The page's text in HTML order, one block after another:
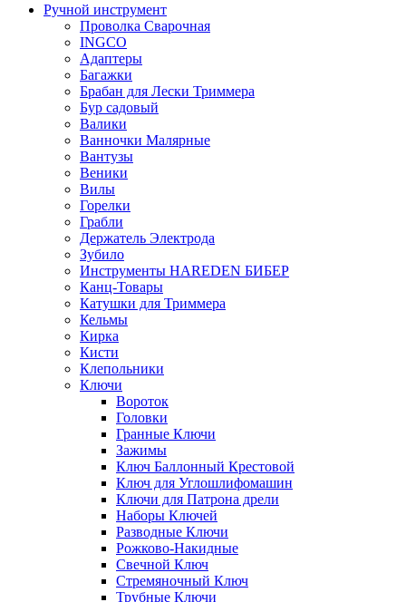
Ручной инструмент
Проволка Сварочная
INGCO
Адаптеры
Багажки
Брабан для Лески Триммера
Бур садовый
Валики
Ванночки Малярные
Вантузы
Веники
Вилы
Горелки
Грабли
Держатель Электрода
Зубило
Инструменты HAREDEN БИБЕР
Канц-Товары
Катушки для Триммера
Кельмы
Кирка
Кисти
Клепольники
Ключи
Вороток
Головки
Гранные Ключи
Зажимы
Ключ Баллонный Крестовой
Ключ для Углошлифомашин
Ключи для Патрона дрели
Наборы Ключей
Разводные Ключи
Рожково-Накидные
Свечной Ключ
Стремяночный Ключ
Трубные Ключи